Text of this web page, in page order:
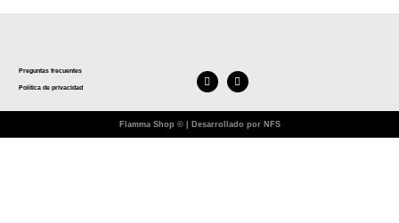
Preguntas frecuentes
Política de privacidad
Flamma Shop © | Desarrollado por NFS